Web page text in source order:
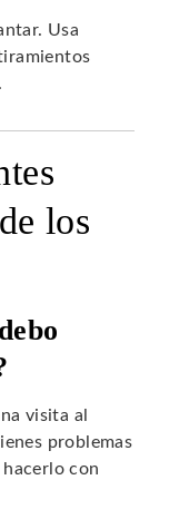
Usa
los
visita al
problemas
con